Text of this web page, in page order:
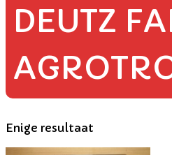
DEUTZ
Enige resultaat